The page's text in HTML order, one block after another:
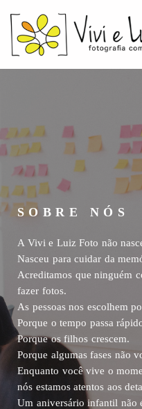
SOBRE NÓS
A Vivi e Luiz Foto não
Nasceu para cuidar da
Acreditamos que ninguém
fazer fotos.
As pessoas nos escolhem
Porque o tempo passa
Porque os filhos crescem.
Porque algumas fases não
Enquanto você vive o
nós estamos atentos aos
Um aniversário infantil não